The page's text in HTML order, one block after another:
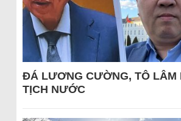
ĐÁ LƯƠNG CƯỜNG, TÔ LÂM
TỊCH NƯỚC